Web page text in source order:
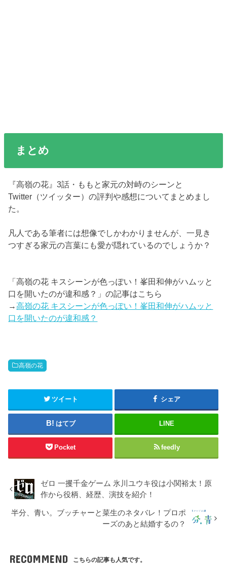
まとめ
『高嶺の花』3話・ももと家元の対峙のシーンと
Twitter（ツイッター）の評判や感想についてまとめまし
た。
凡人である筆者には想像でしかわかりませんが、一見き
つすぎる家元の言葉にも愛が隠れているのでしょうか？
「高嶺の花 キスシーンが色っぽい！峯田和伸がハムッと
口を開いたのが違和感？」の記事はこちら
→高嶺の花 キスシーンが色っぽい！峯田和伸がハムッと
口を開いたのが違和感？
高嶺の花
ツイート シェア
はてブ LINE
Pocket feedly
ゼロ 一攫千金ゲーム 氷川ユウキ役は小関裕太！原
作から役柄、経歴、演技を紹介！
半分、青い。ブッチャーと菜生のネタバレ！プロポ
ーズのあと結婚するの？
RECOMMEND こちらの記事も人気です。